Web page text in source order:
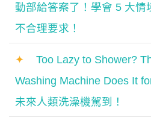
動部給答案了！學會 5 大情
不合理要求！
✦
Too Lazy to Shower?
Washing Machine Does It
未來人類洗澡機駕到！